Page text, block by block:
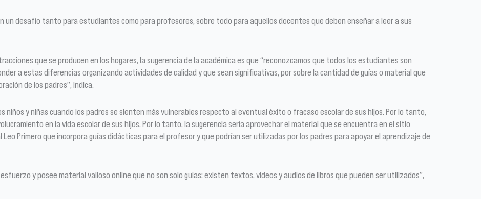
un desafío tanto para estudiantes como para profesores, sobre todo para aquellos docentes que deben enseñar a leer a sus
que se producen en los hogares, la sugerencia de la académica es que “reconozcamos que todos los estudiantes son
a estas diferencias organizando actividades de calidad y que sean significativas, por sobre la cantidad de guías o material que
de los padres”, indica.
niños y niñas cuando los padres se sienten más vulnerables respecto al eventual éxito o fracaso escolar de sus hijos. Por lo tanto,
en la vida escolar de sus hijos. Por lo tanto, la sugerencia sería aprovechar el material que se encuentra en el sitio
Leo Primero que incorpora guías didácticas para el profesor y que podrían ser utilizadas por los padres para apoyar el aprendizaje de
y posee material valioso online que no son solo guías: existen textos, videos y audios de libros que pueden ser utilizados”,